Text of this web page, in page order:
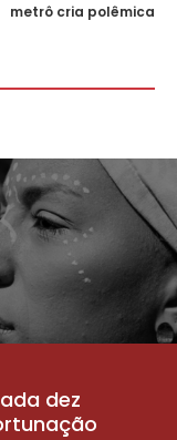
metrô cria polêmica
dez